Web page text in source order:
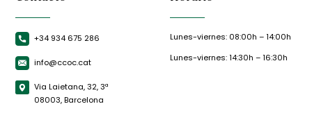
+34 934 675 286
info@ccoc.cat
Via Laietana, 32, 3ª
08003, Barcelona
Lunes-viernes: 08:00h – 14:00h
Lunes-viernes: 14:30h – 16:30h